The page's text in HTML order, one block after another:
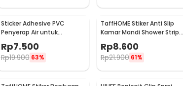
Sticker Adhesive PVC
Penyerap Air untuk
CN1222
Rp7.500
Rp19.900 63%
TaffHOME Stiker Anti Slip
Kamar Mandi Shower Strips
20x380mm 6 PCS - TT-19
Rp8.600
Rp21.900 61%